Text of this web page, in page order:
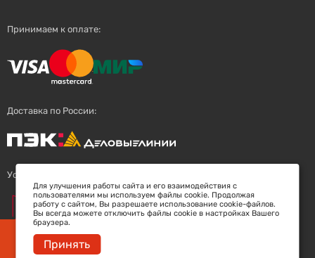
Заберите скидку 5%
Принимаем к оплате:
Доставка по России:
Успешный поставщик:
Для улучшения работы сайта и его взаимодействия с
пользователями мы используем файлы cookie. Продолжая
работу с сайтом, Вы разрешаете использование cookie-файлов.
Вы всегда можете отключить файлы cookie в настройках Вашего
браузера.
Принять